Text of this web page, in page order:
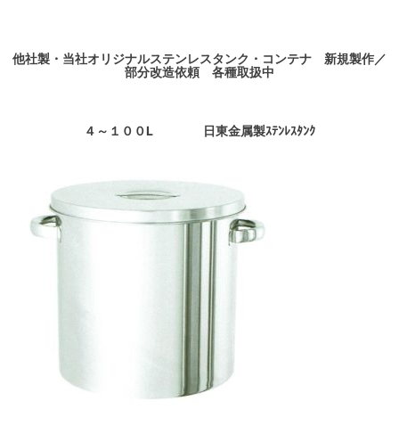
他社製・当社オリジナルステンレスタンク・コンテナ 新規製作／
部分改造依頼 各種取扱中
４～１００L 日東金属製ｽﾃﾝﾚｽﾀﾝｸ